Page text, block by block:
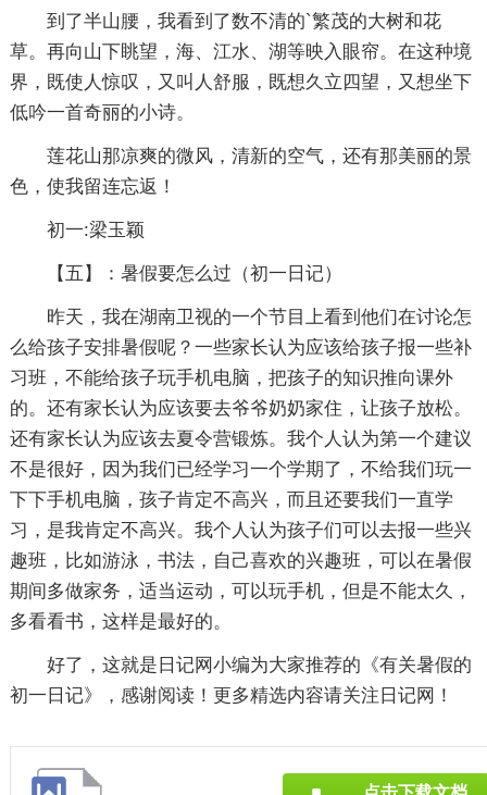
到了半山腰，我看到了数不清的`繁茂的大树和花
草。再向山下眺望，海、江水、湖等映入眼帘。在这种境
界，既使人惊叹，又叫人舒服，既想久立四望，又想坐下
低吟一首奇丽的小诗。
莲花山那凉爽的微风，清新的空气，还有那美丽的景
色，使我留连忘返！
初一:梁玉颖
【五】：暑假要怎么过 （初一日记）
昨天，我在湖南卫视的一个节目上看到他们在讨论怎
么给孩子安排暑假呢？一些家长认为应该给孩子报一些补
习班，不能给孩子玩手机电脑，把孩子的知识推向课外
的。还有家长认为应该要去爷爷奶奶家住，让孩子放松。
还有家长认为应该去夏令营锻炼。我个人认为第一个建议
不是很好，因为我们已经学习一个学期了，不给我们玩一
下下手机电脑，孩子肯定不高兴，而且还要我们一直学
习，是我肯定不高兴。我个人认为孩子们可以去报一些兴
趣班，比如游泳，书法，自己喜欢的兴趣班，可以在暑假
期间多做家务，适当运动，可以玩手机，但是不能太久，
多看看书，这样是最好的。
好了，这就是日记网小编为大家推荐的《有关暑假的
初一日记》，感谢阅读！更多精选内容请关注日记网！